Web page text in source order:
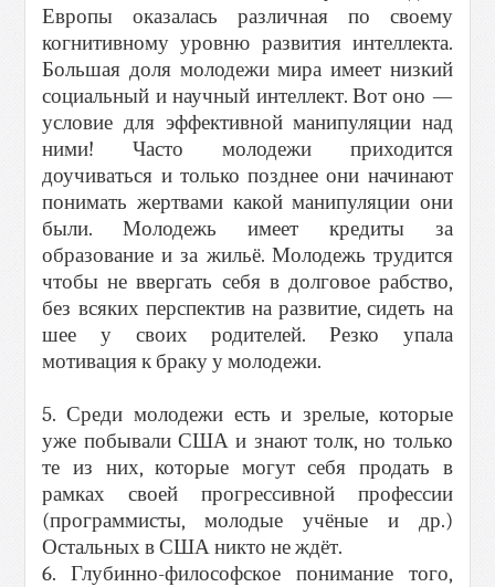
Европы оказалась различная по своему
когнитивному уровню развития интеллекта.
Большая доля молодежи мира имеет низкий
социальный и научный интеллект. Вот оно —
условие для эффективной манипуляции над
ними! Часто молодежи приходится
доучиваться и только позднее они начинают
понимать жертвами какой манипуляции они
были. Молодежь имеет кредиты за
образование и за жильё. Молодежь трудится
чтобы не ввергать себя в долговое рабство,
без всяких перспектив на развитие, сидеть на
шее у своих родителей. Резко упала
мотивация к браку у молодежи.
5. Среди молодежи есть и зрелые, которые
уже побывали США и знают толк, но только
те из них, которые могут себя продать в
рамках своей прогрессивной профессии
(программисты, молодые учёные и др.)
Остальных в США никто не ждёт.
6. Глубинно-философское понимание того,